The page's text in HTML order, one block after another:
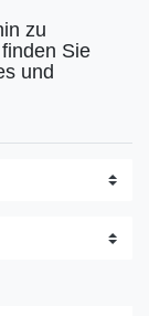
zu
Sie
und